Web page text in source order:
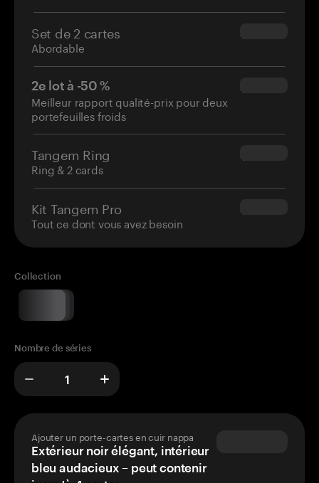
Set de 2 cartes
Abordable
$54.90
2e lot à -50 %
Meilleur rapport qualité-prix pour deux
portefeuilles froids
$34.95
Tangem Ring
Ring & 2 cards
$160.00
Kit Tangem Pro
Tout ce dont vous avez besoin
$180.00
Collection
Nombre de séries
Ajouter un porte-cartes en cuir nappa
Extérieur noir élégant, intérieur
bleu audacieux – peut contenir